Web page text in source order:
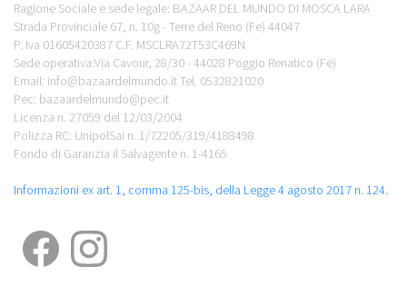
Ragione Sociale e sede legale: BAZAAR DEL MUNDO DI MOSCA LARA
Strada Provinciale 67, n. 10g - Terre del Reno (Fe) 44047
P. Iva 01605420387 C.F. MSCLRA72T53C469N
Sede operativa:Via Cavour, 28/30 - 44028 Poggio Renatico (Fe)
Email: info@bazaardelmundo.it Tel. 0532821020
Pec: bazaardelmundo@pec.it
Licenza n. 27059 del 12/03/2004
Polizza RC: UnipolSai n. 1/72205/319/4188498
Fondo di Garanzia il Salvagente n. 1-4165
Informazioni ex art. 1, comma 125-bis, della Legge 4 agosto 2017 n. 124.